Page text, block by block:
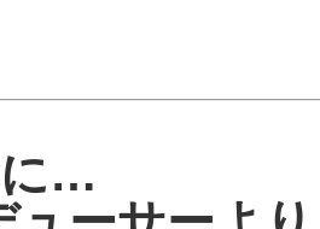
に…